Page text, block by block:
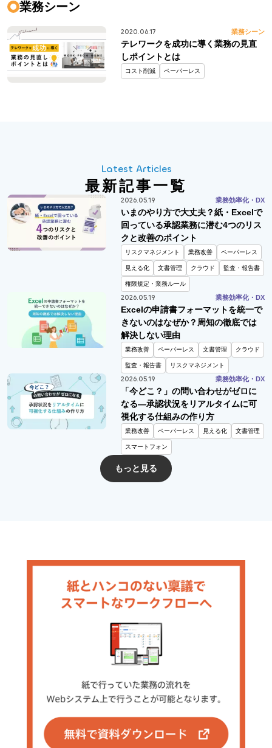
2020.06.17 業務シーン
テレワークを成功に導く業務の見直
しポイントとは
コスト削減 ペーパーレス
業務シーン
Latest Articles
最新記事一覧
2026.05.19 業務効率化・DX
いまのやり方で大丈夫？紙・Excelで
回っている承認業務に潜む4つのリス
クと改善のポイント
リスクマネジメント 業務改善 ペーパーレス
見える化 文書管理 クラウド 監査・報告書
権限規定・業務ルール
2026.05.19 業務効率化・DX
Excelの申請書フォーマットを統一で
きないのはなぜか？ 周知の徹底では
解決しない理由
業務改善 ペーパーレス 文書管理 クラウド
監査・報告書 リスクマネジメント
2026.05.19 業務効率化・DX
「今どこ？」の問い合わせがゼロに
なる―承認状況をリアルタイムに可
視化する仕組みの作り方
業務改善 ペーパーレス 見える化 文書管理
スマートフォン
もっと見る